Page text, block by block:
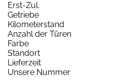
Erst-Zul.
Getriebe
Kilometerstand
Anzahl der Türen
Farbe
Standort
Lieferzeit
Unsere Nummer